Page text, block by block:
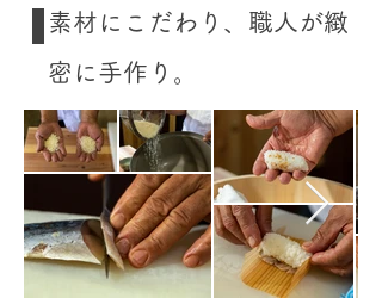
素材にこだわり、職人が緻
密に手作り。